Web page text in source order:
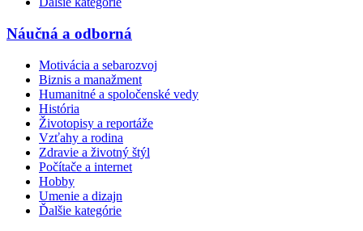
Náučná a odborná
Motivácia a sebarozvoj
Biznis a manažment
Humanitné a spoločenské vedy
História
Životopisy a reportáže
Vzťahy a rodina
Zdravie a životný štýl
Počítače a internet
Hobby
Umenie a dizajn
Ďalšie kategórie